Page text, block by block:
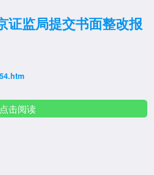
证监局提交书面整改报
点击阅读